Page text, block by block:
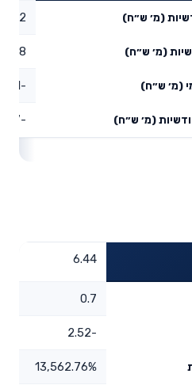
(מ׳ ש״ח)
(מ׳ ש״ח)
(מ׳ ש״ח) -851.61
(מ׳ ש״ח) -822.07
6.44
0.7
-2.52
13,562.76%